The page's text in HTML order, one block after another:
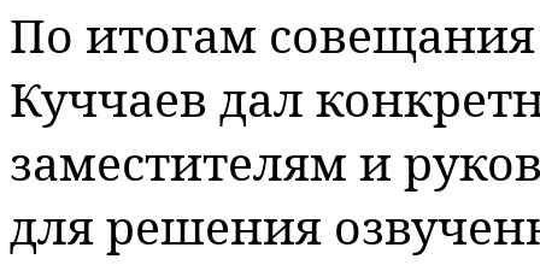
По итогам
Куччаев дал
заместителям и
для решения